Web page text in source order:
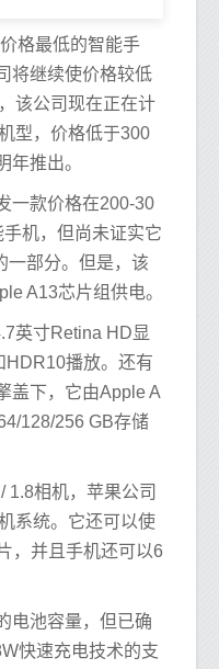
格最低的智能手
将继续使价格较低
该公司现在正在计
型，价格低于300
年推出。
一款价格在200-30
机，但尚未证实它
一部分。但是，该
A13芯片组供电。
英寸Retina HD显
HDR10播放。还有
盖下，它由Apple A
128/256 GB存储
1.8相机，苹果公司
系统。它还可以使
，并且手机还可以6
电池容量，但已确
快速充电技术的支